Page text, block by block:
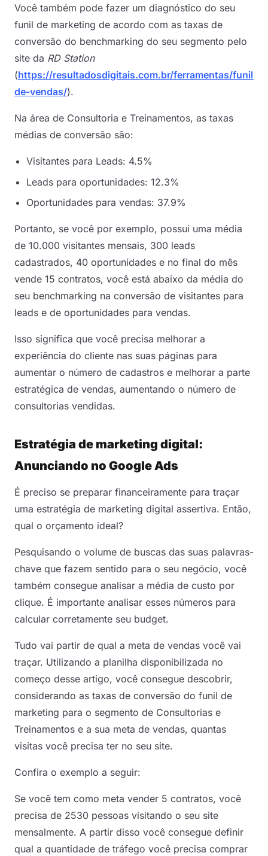
Você também pode fazer um diagnóstico do seu
funil de marketing de acordo com as taxas de
conversão do benchmarking do seu segmento pelo
site da RD Station
(https://resultadosdigitais.com.br/ferramentas/funil-
de-vendas/).
Na área de Consultoria e Treinamentos, as taxas
médias de conversão são:
Visitantes para Leads: 4.5%
Leads para oportunidades: 12.3%
Oportunidades para vendas: 37.9%
Portanto, se você por exemplo, possui uma média
de 10.000 visitantes mensais, 300 leads
cadastrados, 40 oportunidades e no final do mês
vende 15 contratos, você está abaixo da média do
seu benchmarking na conversão de visitantes para
leads e de oportunidades para vendas.
Isso significa que você precisa melhorar a
experiência do cliente nas suas páginas para
aumentar o número de cadastros e melhorar a parte
estratégica de vendas, aumentando o número de
consultorias vendidas.
Estratégia de marketing digital:
Anunciando no Google Ads
É preciso se preparar financeiramente para traçar
uma estratégia de marketing digital assertiva. Então,
qual o orçamento ideal?
Pesquisando o volume de buscas das suas palavras-
chave que fazem sentido para o seu negócio, você
também consegue analisar a média de custo por
clique. É importante analisar esses números para
calcular corretamente seu budget.
Tudo vai partir de qual a meta de vendas você vai
traçar. Utilizando a planilha disponibilizada no
começo desse artigo, você consegue descobrir,
considerando as taxas de conversão do funil de
marketing para o segmento de Consultorias e
Treinamentos e a sua meta de vendas, quantas
visitas você precisa ter no seu site.
Confira o exemplo a seguir:
Se você tem como meta vender 5 contratos, você
precisa de 2530 pessoas visitando o seu site
mensalmente. A partir disso você consegue definir
qual a quantidade de tráfego você precisa comprar